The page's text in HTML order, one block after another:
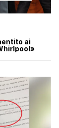
ai